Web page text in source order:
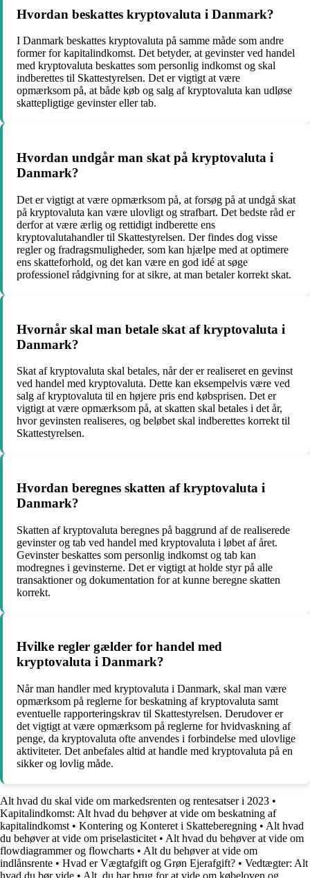
Hvordan beskattes kryptovaluta i Danmark?
I Danmark beskattes kryptovaluta på samme måde som andre
former for kapitalindkomst. Det betyder, at gevinster ved handel
med kryptovaluta beskattes som personlig indkomst og skal
indberettes til Skattestyrelsen. Det er vigtigt at være
opmærksom på, at både køb og salg af kryptovaluta kan udløse
skattepligtige gevinster eller tab.
Hvordan undgår man skat på kryptovaluta i
Danmark?
Det er vigtigt at være opmærksom på, at forsøg på at undgå skat
på kryptovaluta kan være ulovligt og strafbart. Det bedste råd er
derfor at være ærlig og rettidigt indberette ens
kryptovalutahandler til Skattestyrelsen. Der findes dog visse
regler og fradragsmuligheder, som kan hjælpe med at optimere
ens skatteforhold, og det kan være en god idé at søge
professionel rådgivning for at sikre, at man betaler korrekt skat.
Hvornår skal man betale skat af kryptovaluta i
Danmark?
Skat af kryptovaluta skal betales, når der er realiseret en gevinst
ved handel med kryptovaluta. Dette kan eksempelvis være ved
salg af kryptovaluta til en højere pris end købsprisen. Det er
vigtigt at være opmærksom på, at skatten skal betales i det år,
hvor gevinsten realiseres, og beløbet skal indberettes korrekt til
Skattestyrelsen.
Hvordan beregnes skatten af kryptovaluta i
Danmark?
Skatten af kryptovaluta beregnes på baggrund af de realiserede
gevinster og tab ved handel med kryptovaluta i løbet af året.
Gevinster beskattes som personlig indkomst og tab kan
modregnes i gevinsterne. Det er vigtigt at holde styr på alle
transaktioner og dokumentation for at kunne beregne skatten
korrekt.
Hvilke regler gælder for handel med
kryptovaluta i Danmark?
Når man handler med kryptovaluta i Danmark, skal man være
opmærksom på reglerne for beskatning af kryptovaluta samt
eventuelle rapporteringskrav til Skattestyrelsen. Derudover er
det vigtigt at være opmærksom på reglerne for hvidvaskning af
penge, da kryptovaluta ofte anvendes i forbindelse med ulovlige
aktiviteter. Det anbefales altid at handle med kryptovaluta på en
sikker og lovlig måde.
Alt hvad du skal vide om markedsrenten og rentesatser i 2023 •
Kapitalindkomst: Alt hvad du behøver at vide om beskatning af
kapitalindkomst • Kontering og Konteret i Skatteberegning • Alt hvad
du behøver at vide om priselasticitet • Alt hvad du behøver at vide om
flowdiagrammer og flowcharts • Alt du behøver at vide om
indlånsrente • Hvad er Vægtafgift og Grøn Ejerafgift? • Vedtægter: Alt